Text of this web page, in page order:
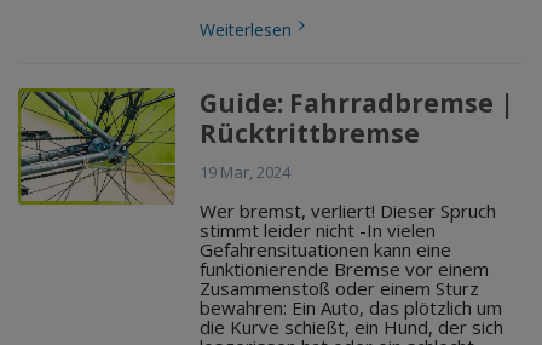
Weiterlesen
Guide: Fahrradbremse |
Rücktrittbremse
19 Mar, 2024
Wer bremst, verliert! Dieser Spruch
stimmt leider nicht -In vielen
Gefahrensituationen kann eine
funktionierende Bremse vor einem
Zusammenstoß oder einem Sturz
bewahren: Ein Auto, das plötzlich um
die Kurve schießt, ein Hund, der sich